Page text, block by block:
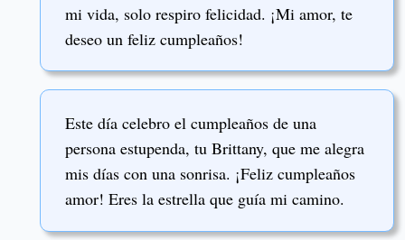
mi vida, solo respiro felicidad. ¡Mi amor, te
deseo un feliz cumpleaños!
Este día celebro el cumpleaños de una
persona estupenda, tu Brittany, que me alegra
mis días con una sonrisa. ¡Feliz cumpleaños
amor! Eres la estrella que guía mi camino.